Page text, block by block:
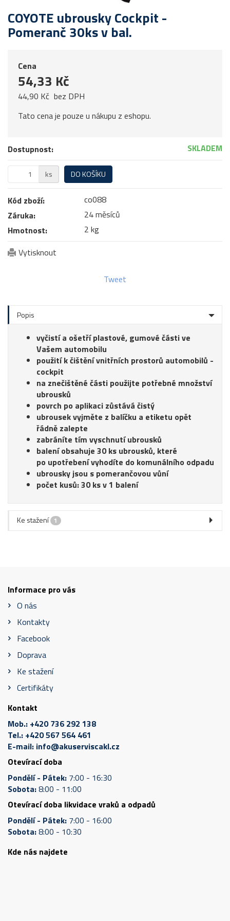
COYOTE ubrousky Cockpit -
Pomeranč 30ks v bal.
Cena
54,33 Kč
44,90 Kč bez DPH
Tato cena je pouze u nákupu z eshopu.
Dostupnost: SKLADEM
ks DO KOŠÍKU
Kód zboží:
co088
Záruka:
24 měsíců
Hmotnost:
2 kg
Vytisknout
Tweet
Popis
vyčistí a ošetří plastové, gumové části ve
Vašem automobilu
použití k čištění vnitřních prostorů automobilů -
cockpit
na znečištěné části použijte potřebné množství
ubrousků
povrch po aplikaci zůstává čistý
ubrousek vyjměte z balíčku a etiketu opět
řádně zalepte
zabráníte tím vyschnutí ubrousků
balení obsahuje 30 ks ubrousků, které
po upotřebení vyhodíte do komunálního odpadu
ubrousky jsou s pomerančovou vůní
počet kusů: 30 ks v 1 balení
Ke stažení 1
Informace pro vás
O nás
Kontakty
Facebook
Doprava
Ke stažení
Certifikáty
Kontakt
Mob.: +420 736 292 138
Tel.: +420 567 564 461
E-mail: info@akuserviscakl.cz
Otevírací doba
Pondělí - Pátek: 7:00 - 16:30
Sobota:8:00 - 11:00
Otevírací doba likvidace vraků a odpadů
Pondělí - Pátek: 7:00 - 16:00
Sobota:8:00 - 10:30
Kde nás najdete